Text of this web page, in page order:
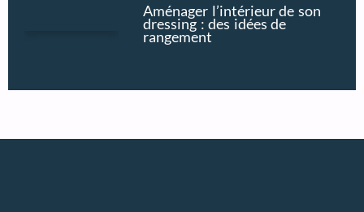
Aménager l’intérieur de son
dressing : des idées de
rangement